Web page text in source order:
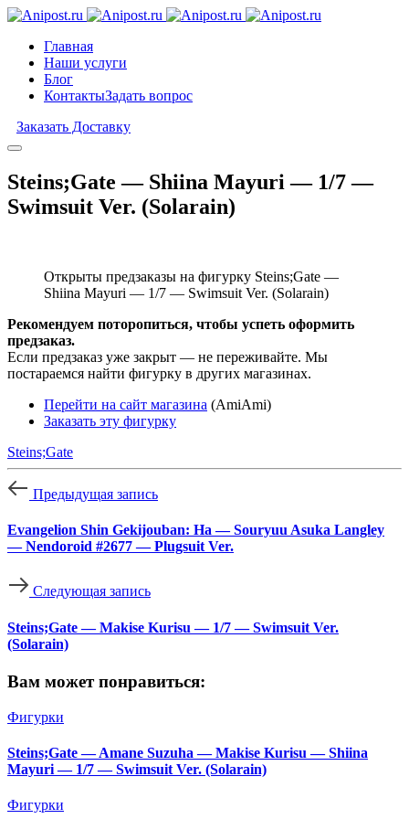
Главная
Наши услуги
Блог
КонтактыЗадать вопрос
Заказать Доставку
Steins;Gate — Shiina Mayuri — 1/7 —
Swimsuit Ver. (Solarain)
Открыты предзаказы на фигурку Steins;Gate —
Shiina Mayuri — 1/7 — Swimsuit Ver. (Solarain)
Рекомендуем поторопиться, чтобы успеть оформить
предзаказ.
Если предзаказ уже закрыт — не переживайте. Мы
постараемся найти фигурку в других магазинах.
Перейти на сайт магазина (AmiAmi)
Заказать эту фигурку
Steins;Gate
Предыдущая запись
Evangelion Shin Gekijouban: Ha — Souryuu Asuka Langley
— Nendoroid #2677 — Plugsuit Ver.
Следующая запись
Steins;Gate — Makise Kurisu — 1/7 — Swimsuit Ver.
(Solarain)
Вам может понравиться:
Фигурки
Steins;Gate — Amane Suzuha — Makise Kurisu — Shiina
Mayuri — 1/7 — Swimsuit Ver. (Solarain)
Фигурки